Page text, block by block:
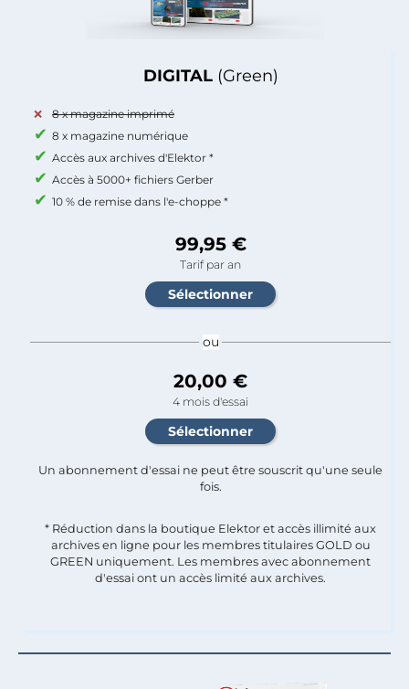
DIGITAL (Green)
8 x magazine imprimé
8 x magazine numérique
Accès aux archives d'Elektor *
Accès à 5000+ fichiers Gerber
10 % de remise dans l'e-choppe *
99,95 €
Tarif par an
ou
20,00 €
4 mois d'essai
Un abonnement d'essai ne peut être souscrit qu'une seule
fois.​
* Réduction dans la boutique Elektor et accès illimité aux
archives en ligne pour les membres titulaires GOLD ou
GREEN uniquement. Les membres avec abonnement
d'essai ont un accès limité aux archives.